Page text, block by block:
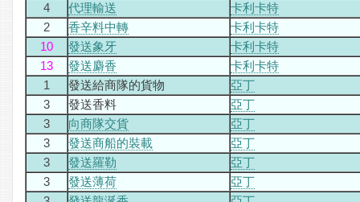
4
代理輸送
卡利卡特
2
香辛料中轉
卡利卡特
10
發送象牙
卡利卡特
13
發送麝香
卡利卡特
1
發送給商隊的貨物
亞丁
3
發送香料
亞丁
3
向商隊交貨
亞丁
3
發送商船的裝載
亞丁
3
發送羅勒
亞丁
3
發送薄荷
亞丁